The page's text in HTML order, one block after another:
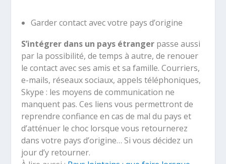
Garder contact avec votre pays d’origine
S’intégrer dans un pays étranger passe aussi
par la possibilité, de temps à autre, de renouer
le contact avec ses amis et sa famille. Courriers,
e-mails, réseaux sociaux, appels téléphoniques,
Skype : les moyens de communication ne
manquent pas. Ces liens vous permettront de
reprendre confiance en cas de mal du pays et
d’atténuer le choc lorsque vous retournerez
dans votre pays d’origine… Si vous décidez un
jour d’y retourner.